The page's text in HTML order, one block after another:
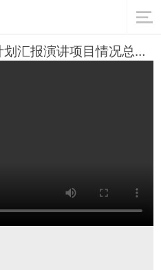
部门员工个人季度工作计划汇报演讲项目情况总结PPT模板